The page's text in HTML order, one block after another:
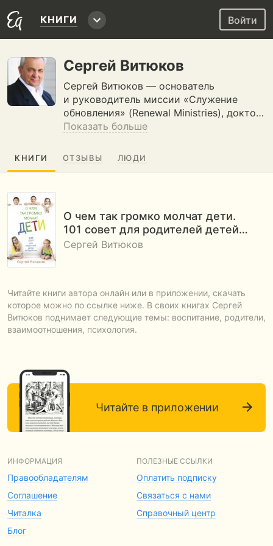
КНИГИ Войти
Сергей Витюков
Сергей Витюков — основатель
и руководитель миссии «Служение
обновления» (Renewal Ministries), докто…
Показать больше
КНИГИ ОТЗЫВЫ ЛЮДИ
О чем так громко молчат дети.
101 совет для родителей детей…
Сергей Витюков
Читайте книги автора онлайн или в приложении, скачать
которое можно по ссылке ниже. В своих книгах Сергей
Витюков поднимает следующие темы: воспитание, родители,
взаимоотношения, психология.
Читайте в приложении
ИНФОРМАЦИЯ
Правообладателям
Соглашение
Читалка
Блог
ПОЛЕЗНЫЕ ССЫЛКИ
Оплатить подписку
Связаться с нами
Справочный центр